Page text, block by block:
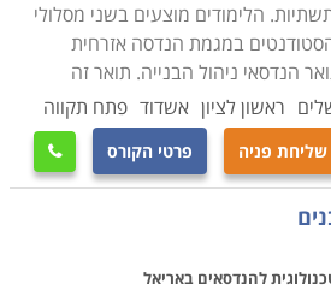
הלימודים מוצעים בשני מסלולי
במגמת הנדסה אזרחית
הנדסאי ניהול הבנייה. תואר זה
ראשון לציון אשדוד פתח תקווה
שליחת פניה פרטי הקורס 
להנדסאים באריאל